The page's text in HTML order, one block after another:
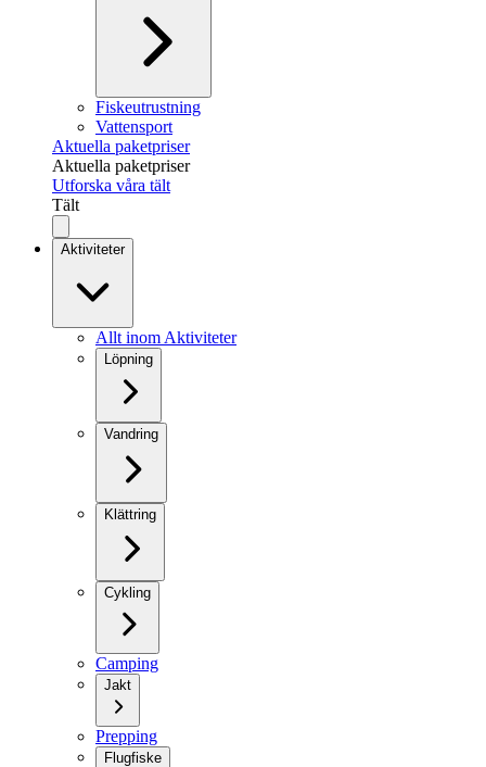
Fiskeutrustning
Vattensport
Aktuella paketpriser
Aktuella paketpriser
Utforska våra tält
Tält
Aktiviteter
Allt inom Aktiviteter
Löpning
Vandring
Klättring
Cykling
Camping
Jakt
Prepping
Flugfiske